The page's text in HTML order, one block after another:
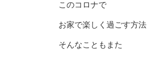
このコロナで
お家で楽しく過ごす方法
そんなこともまた